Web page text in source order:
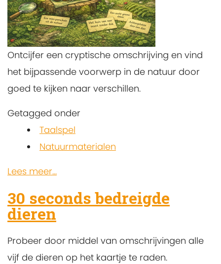
Ontcijfer een cryptische omschrijving en vind
het bijpassende voorwerp in de natuur door
goed te kijken naar verschillen.
Getagged onder
Taalspel
Natuurmaterialen
Lees meer...
30 seconds bedreigde
dieren
Probeer door middel van omschrijvingen alle
vijf de dieren op het kaartje te raden.